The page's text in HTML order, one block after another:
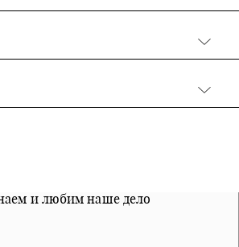
и любим наше дело
материалы гипоалергенны
перед покупкой